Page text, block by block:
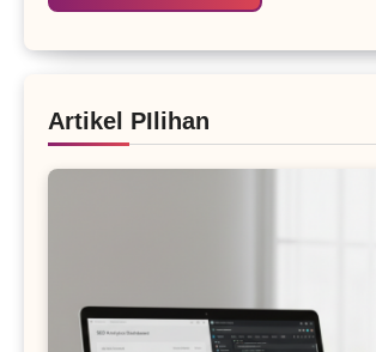
Artikel PIlihan